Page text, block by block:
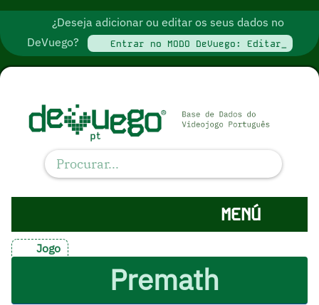
¿Deseja adicionar ou editar os seus dados no
DeVuego?
Entrar no MODO DeVuego: Editar_
MENÚ
Jogo
Premath